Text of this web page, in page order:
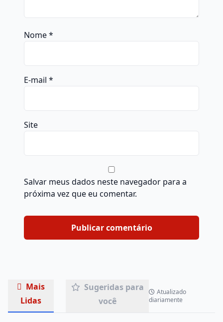
Nome*
E-mail *
Site
Salvar meus dados neste navegador para a
próxima vez que eu comentar.
Mais
Lidas
Sugeridas para
você
Atualizado
diariamente